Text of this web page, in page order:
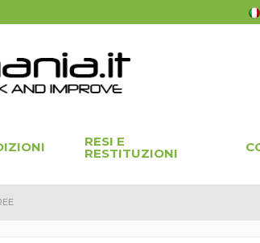
RESI E
RESTITUZIONI